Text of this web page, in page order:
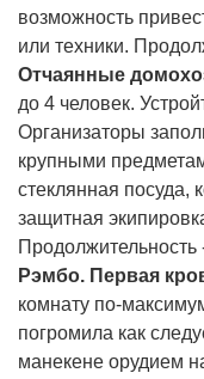
возможность
или техники.
Отчаянные
до 4 человек.
Организаторы
крупными
стеклянная посуда,
защитная
Продолжительность
Рэмбо. Первая
комнату по-
погромила как
манекене орудием